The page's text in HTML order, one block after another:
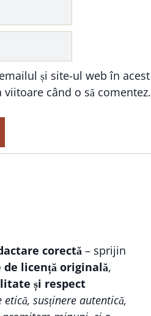
și site-ul web în acest
când o să comentez.
corectă – sprijin
de licență originală,
și respect
etică, susținere autentică,